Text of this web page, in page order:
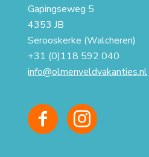
Gapingseweg 5
4353 JB
Serooskerke (Walcheren)
+31 (0)118 592 040
info@olmenveldvakanties.nl